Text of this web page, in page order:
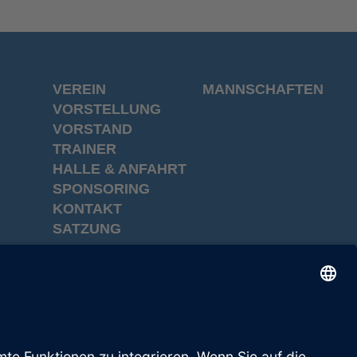
VEREIN
VORSTELLUNG
VORSTAND
TRAINER
HALLE & ANFAHRT
SPONSORING
KONTAKT
SATZUNG
MANNSCHAFTEN